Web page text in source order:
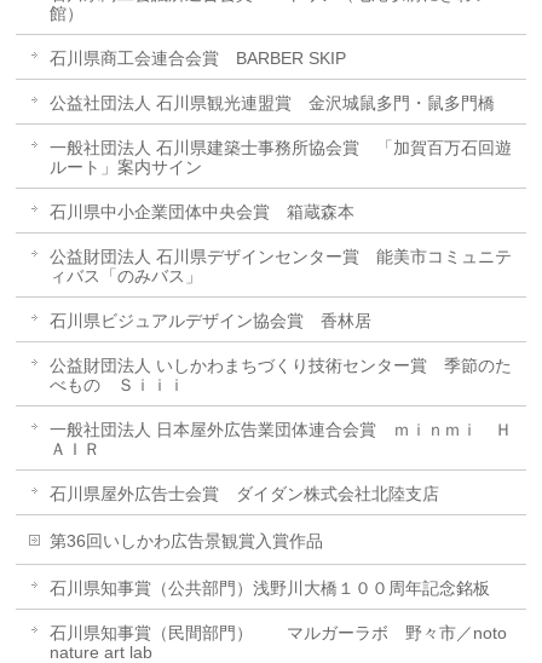
館）
石川県商工会連合会賞 BARBER SKIP
公益社団法人 石川県観光連盟賞 金沢城鼠多門・鼠多門橋
一般社団法人 石川県建築士事務所協会賞 「加賀百万石回遊
ルート」案内サイン
石川県中小企業団体中央会賞 箱蔵森本
公益財団法人 石川県デザインセンター賞 能美市コミュニテ
ィバス「のみバス」
石川県ビジュアルデザイン協会賞 香林居
公益財団法人 いしかわまちづくり技術センター賞 季節のた
べもの Ｓｉｉｉ
一般社団法人 日本屋外広告業団体連合会賞 ｍｉｎｍｉ Ｈ
ＡＩＲ
石川県屋外広告士会賞 ダイダン株式会社北陸支店
第36回いしかわ広告景観賞入賞作品
石川県知事賞（公共部門）浅野川大橋１００周年記念銘板
石川県知事賞（民間部門） マルガーラボ 野々市／noto
nature art lab